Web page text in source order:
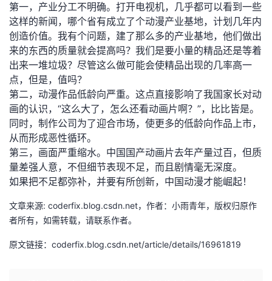
发
者
我
的
博
客
我
的
论
坛
我
的
圈
子
我
的
直
播
我
的
活
我
的
我
第一，产业分工不明确。打开电视机，几乎都可以看到一些
这样的新闻，哪个省有成立了个动漫产业基地，计划几年内
创造价值。我有个问题，建了那么多的产业基地，他们做出
来的东西的质量就会提高吗？我们是要小量的精品还是等着
出来一堆垃圾？尽管这么做可能会使精品出现的几率高一
点，但是，值吗？
第二，动漫作品低龄向严重。这点直接影响了我国家长对动
画的认识，“这么大了，怎么还看动画片啊？”，比比皆是。
同时，制作公司为了迎合市场，使更多的低龄向作品上市，
从而形成恶性循环。
第三，画面严重缩水。中国国产动画片去年产量过百，但质
量差强人意，不但细节表现不足，而且剧情毫无深度。
如果把不足都弥补，并要有所创新，中国动漫才能崛起！
文章来源: coderfix.blog.csdn.net，作者：小雨青年，版权归原作
者所有，如需转载，请联系作者。
原文链接：coderfix.blog.csdn.net/article/details/16961819